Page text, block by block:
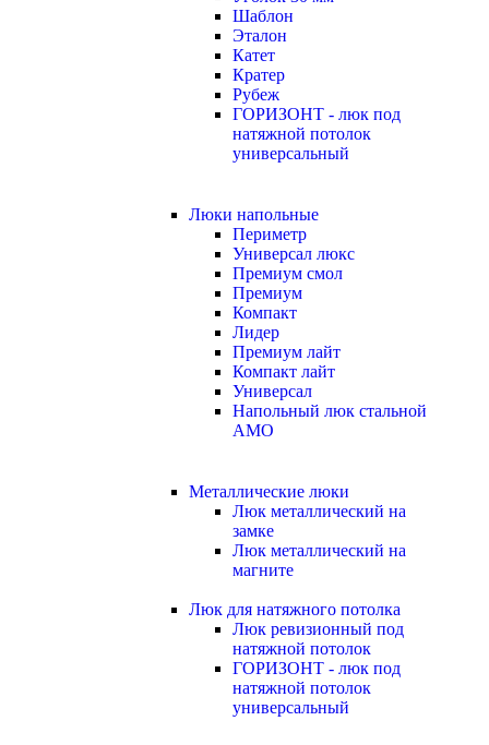
Шаблон
Эталон
Катет
Кратер
Рубеж
ГОРИЗОНТ - люк под
натяжной потолок
универсальный
Люки напольные
Периметр
Универсал люкс
Премиум смол
Премиум
Компакт
Лидер
Премиум лайт
Компакт лайт
Универсал
Напольный люк стальной
АМО
Металлические люки
Люк металлический на
замке
Люк металлический на
магните
Люк для натяжного потолка
Люк ревизионный под
натяжной потолок
ГОРИЗОНТ - люк под
натяжной потолок
универсальный